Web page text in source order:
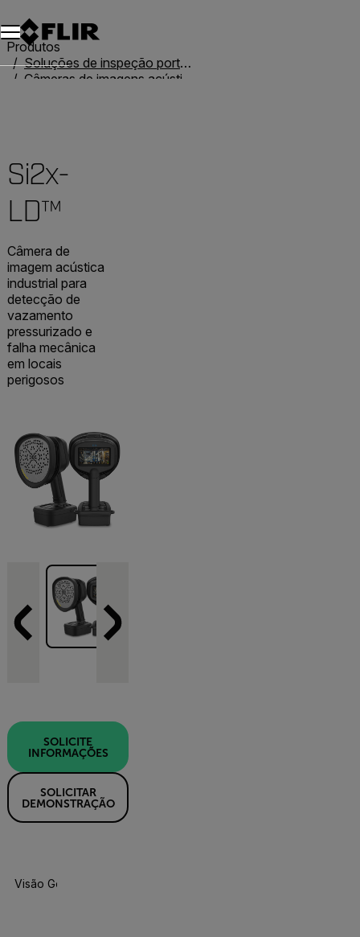
Produtos
Soluções de inspeção portáteis
Câmeras de imagens acústicas
Si2x-
LD™
Câmera de
imagem acústica
industrial para
detecção de
vazamento
pressurizado e
falha mecânica
em locais
perigosos
SOLICITE
INFORMAÇÕES
SOLICITAR
DEMONSTRAÇÃO
Visão Geral Do Produto